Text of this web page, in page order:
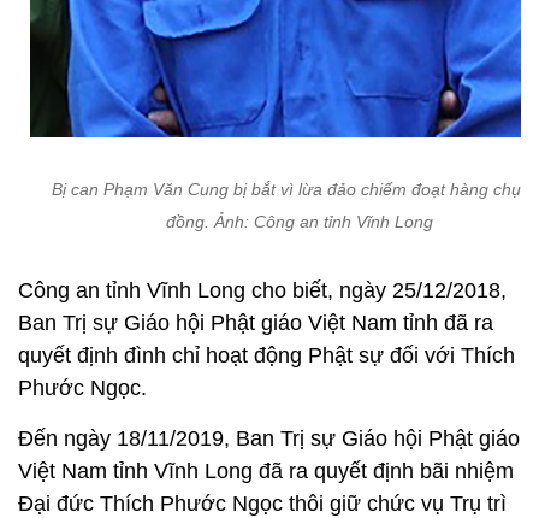
Bị can Phạm Văn Cung bị bắt vì lừa đảo chiếm đoạt hàng chục
đồng. Ảnh: Công an tỉnh Vĩnh Long
Công an tỉnh Vĩnh Long cho biết, ngày 25/12/2018,
Ban Trị sự Giáo hội Phật giáo Việt Nam tỉnh đã ra
quyết định đình chỉ hoạt động Phật sự đối với Thích
Phước Ngọc.
Đến ngày 18/11/2019, Ban Trị sự Giáo hội Phật giáo
Việt Nam tỉnh Vĩnh Long đã ra quyết định bãi nhiệm
Đại đức Thích Phước Ngọc thôi giữ chức vụ Trụ trì